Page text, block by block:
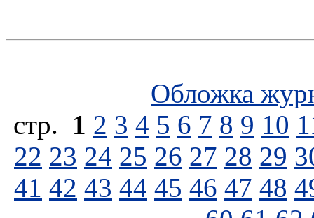
Обложка
стp. 1 2 3 4 5 6 7 8 9 10
22 23 24 25 26 27 28 29
41 42 43 44 45 46 47 48